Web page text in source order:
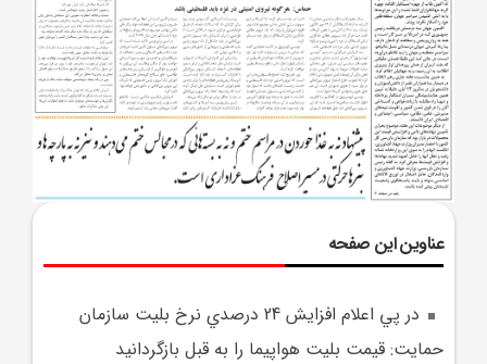
عناوین این صفحه
در پي اعلام افزايش 24 درصدي نرخ بليت سازمان
حمايت: قيمت بليت هواپيما را به قبل بازگردانيد